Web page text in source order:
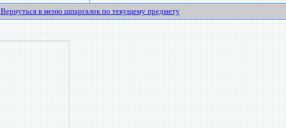
Вернуться в меню шпаргалок по текущему предмету